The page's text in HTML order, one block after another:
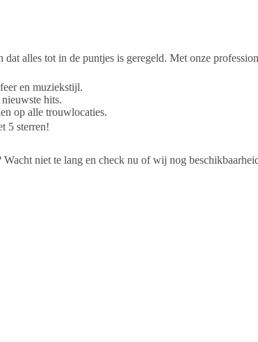
alles tot in de puntjes is geregeld. Met onze
en muziekstijl.
hits.
op alle trouwlocaties.
5 sterren!
niet te lang en check nu of wij nog